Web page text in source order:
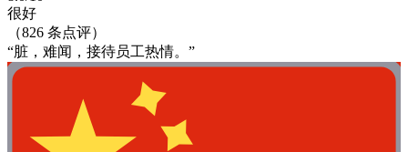
很好
（826 条点评）
“脏，难闻，接待员工热情。”